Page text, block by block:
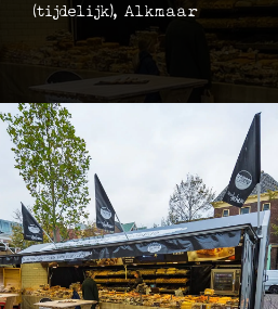
(tijdelijk), Alkmaar